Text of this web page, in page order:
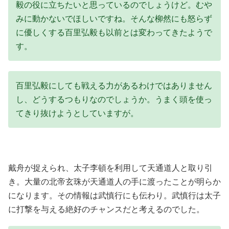
毅の役に立ちたいと思っているのでしょうけど。むや
みに動かないでほしいですね。そんな柳然にも怒らず
に優しくする百里弘毅も以前とは変わってきたようで
す。
百里弘毅にしても戦える力があるわけではありません
し、どうするつもりなのでしょうか。うまく頭を使っ
てきり抜けようとしていますが。
戴舟が捉えられ、太子李頓を利用して天通道人と取り引
き。大量の北帝玄珠が天通道人の手に渡ったことが明らか
になります。その情報は武慎行にも伝わり。武慎行は太子
に打撃を与える絶好のチャンスだと考えるのでした。